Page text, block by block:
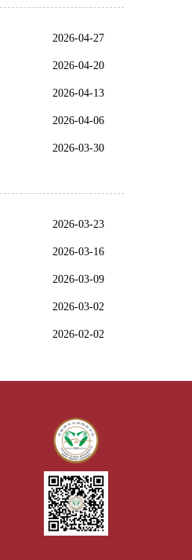
2026-04-27
2026-04-20
2026-04-13
2026-04-06
2026-03-30
2026-03-23
2026-03-16
2026-03-09
2026-03-02
2026-02-02